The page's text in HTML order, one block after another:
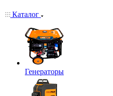
Каталог
Генераторы